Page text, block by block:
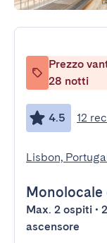
Prezzo
28 notti
4.5 12
Lisbon,
Monolocale
Max. 2 ospiti •
ascensore